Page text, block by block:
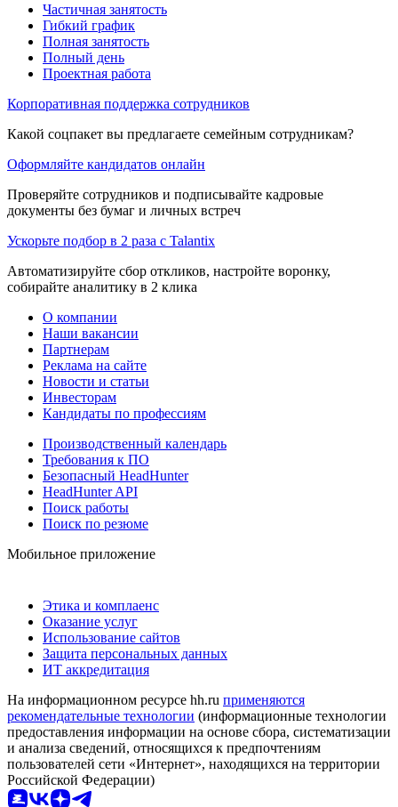
Частичная занятость
Гибкий график
Полная занятость
Полный день
Проектная работа
Корпоративная поддержка сотрудников
Какой соцпакет вы предлагаете семейным сотрудникам?
Оформляйте кандидатов онлайн
Проверяйте сотрудников и подписывайте кадровые
документы без бумаг и личных встреч
Ускорьте подбор в 2 раза с Talantix
Автоматизируйте сбор откликов, настройте воронку,
собирайте аналитику в 2 клика
О компании
Наши вакансии
Партнерам
Реклама на сайте
Новости и статьи
Инвесторам
Кандидаты по профессиям
Производственный календарь
Требования к ПО
Безопасный HeadHunter
HeadHunter API
Поиск работы
Поиск по резюме
Мобильное приложение
Этика и комплаенс
Оказание услуг
Использование сайтов
Защита персональных данных
ИТ аккредитация
На информационном ресурсе hh.ru применяются
рекомендательные технологии (информационные технологии
предоставления информации на основе сбора, систематизации
и анализа сведений, относящихся к предпочтениям
пользователей сети «Интернет», находящихся на территории
Российской Федерации)